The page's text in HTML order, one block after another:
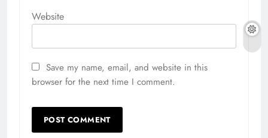
Website
Save my name, email, and website in this
browser for the next time I comment.